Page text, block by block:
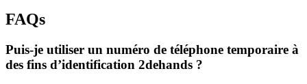
FAQs
Puis-je utiliser un numéro de téléphone temporaire à
des fins d’identification 2dehands ?